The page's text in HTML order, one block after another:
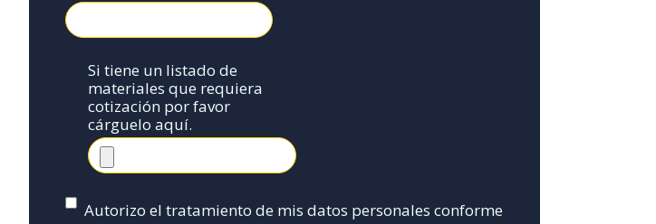
Si tiene un listado de
materiales que requiera
cotización por favor
cárguelo aquí.
Autorizo el tratamiento de mis datos personales conforme